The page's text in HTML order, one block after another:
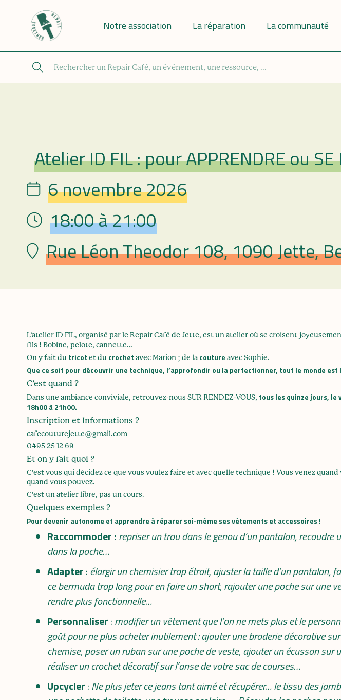
Notre association La réparation La communauté
Repair Café
Atelier ID FIL : pour APPRENDRE ou SE
Date 6 novembre 2026
Hour 18:00 à 21:00
Lieu Rue Léon Theodor 108, 1090 Jette,
L’atelier ID FIL, organisé par le Repair Café de Jette, est un atelier où se croisent
fils ! Bobine, pelote, cannette…
On y fait du tricot et du crochet avec Marion ; de la couture avec Sophie.
Que ce soit pour découvrir une technique, l’approfondir ou la perfectionner, tout le monde est
C’est quand ?
Dans une ambiance conviviale, retrouvez-nous SUR RENDEZ-VOUS, tous les quinze jours, le
18h00 à 21h00.
Inscription et Informations ?
cafecouturejette@gmail.com
0495 25 12 69
Et on y fait quoi ?
C’est vous qui décidez ce que vous voulez faire et avec quelle technique ! Vous venez quand
quand vous pouvez.
C’est un atelier libre, pas un cours.
Quelques exemples ?
Pour devenir autonome et apprendre à réparer soi-même ses vêtements et accessoires !
Raccommoder :repriser un trou dans le genou d’un pantalon, recoudre
dans la poche…
Adapter:élargir un chemisier trop étroit, ajuster la taille d’un pantalon,
ce bermuda trop long pour en faire un short, rajouter une poche sur une
rendre plus fonctionnelle…
Personnaliser:modifier un vêtement que l’on ne mets plus et le
goût pour ne plus acheter inutilement : ajouter une broderie décorative
chemise, poser un ruban sur une poche de veste, ajouter un écusson sur
réaliser un crochet décoratif sur l’anse de votre sac de courses…
Upcycler:Ne plus jeter ce jeans tant aimé et récupérer… le tissu des